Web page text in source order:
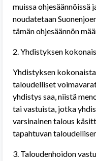
muissa ohjesäännöissä
noudatetaan
tämän ohjesäännön
2. Yhdistyksen
Yhdistyksen
taloudelliset
yhdistys saa, niistä
tai vastuista, jotka
varsinainen talous
tapahtuvan
3. Taloudenhoidon